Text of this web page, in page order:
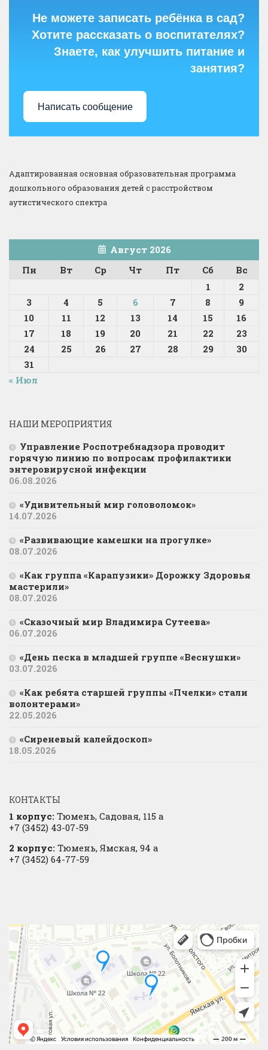
Не можете записать ребёнка в сад?
Хотите рассказать о воспитателях?
Знаете, как улучшить питание и
занятия?
Написать сообщение
Адаптированная основная образовательная программа
дошкольного образования детей с расстройством
аутистического спектра
Август 2026
Пн
Вт Ср Чт Пт Сб
Вс
1
2
3
4 5 6 7 8
9
10
11 12 13 14 15
16
17
18 19 20 21 22
23
24
25 26 27 28 29
30
31
« Июл
НАШИ МЕРОПРИЯТИЯ
Управление Роспотребнадзора проводит
горячую линию по вопросам профилактики
энтеровирусной инфекции
06.08.2026
«Удивительный мир головоломок»
14.07.2026
«Развивающие камешки на прогулке»
08.07.2026
«Как группа «Карапузики» Дорожку Здоровья
мастерили»
08.07.2026
«Сказочный мир Владимира Сутеева»
06.07.2026
«День песка в младшей группе «Веснушки»
03.07.2026
«Как ребята старшей группы «Пчелки» стали
волонтерами»
22.05.2026
«Сиреневый калейдоскоп»
18.05.2026
КОНТАКТЫ
1 корпус: Тюмень, Садовая, 115 а
+7 (3452) 43-07-59
2 корпус: Тюмень, Ямская, 94 а
+7 (3452) 64-77-59